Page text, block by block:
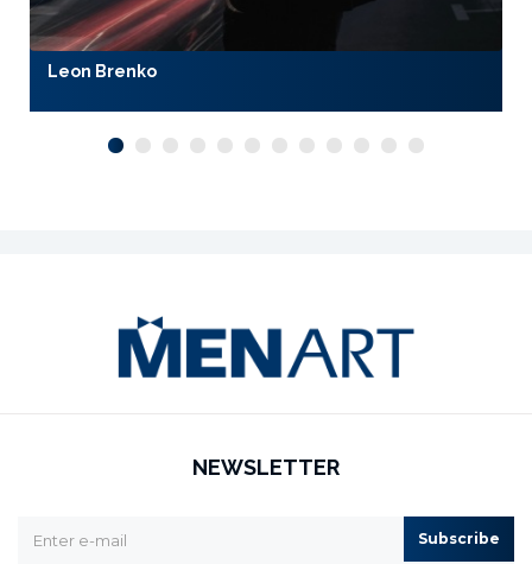
Leon Brenko
NEWSLETTER
Subscribe